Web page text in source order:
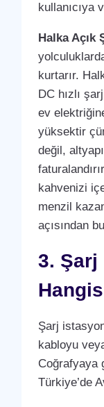
kullanıcıya
Halka Açık
kurtarır.
DC hızlı
ev
yüksektir
değil,
kahvenizi
menzil
açısından
3. Şarj
Şarj
kabloyu
Coğrafyaya
Türkiye’de